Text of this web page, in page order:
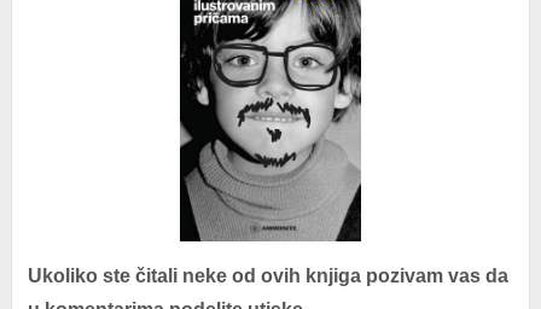
Ukoliko ste čitali neke od ovih knjiga pozivam vas da